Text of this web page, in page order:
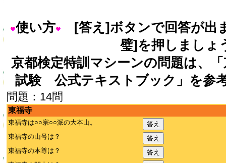
使い方
[答え]ボタンで回答が出
璧]を押しましょ
京都検定特訓マシーンの問題は、
試験 公式テキストブック」を参
問題：14問
東福寺
東福寺は○○宗○○派の大本山。
答え
東福寺の山号は？
答え
東福寺の本尊は？
答え